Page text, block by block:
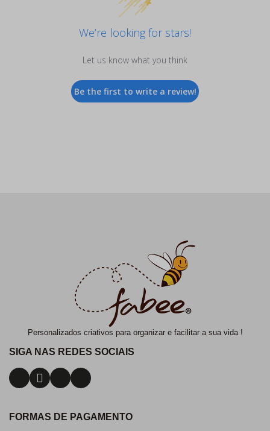
We’re looking for stars!
Let us know what you think
Be the first to write a review!
Personalizados criativos para organizar e facilitar a sua vida !
SIGA NAS REDES SOCIAIS
FORMAS DE PAGAMENTO